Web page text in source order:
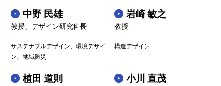
中野 民雄
教授、デザイン研究科長
サステナブルデザイン、環境デザイ
ン、地域防災
岩崎 敏之
教授
構造デザイン
植田 道則 小川 直茂